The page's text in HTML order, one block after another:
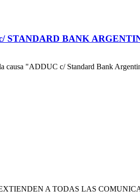
STANDARD BANK
causa "ADDUC c/ Standard Bank
A TODAS LAS